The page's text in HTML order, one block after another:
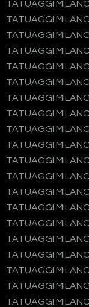
TATUAGGI
TATUAGGI
TATUAGGI
TATUAGGI
TATUAGGI
TATUAGGI
TATUAGGI
TATUAGGI
TATUAGGI
TATUAGGI
TATUAGGI
TATUAGGI
TATUAGGI
TATUAGGI
TATUAGGI
TATUAGGI
TATUAGGI
TATUAGGI
TATUAGGI
TATUAGGI